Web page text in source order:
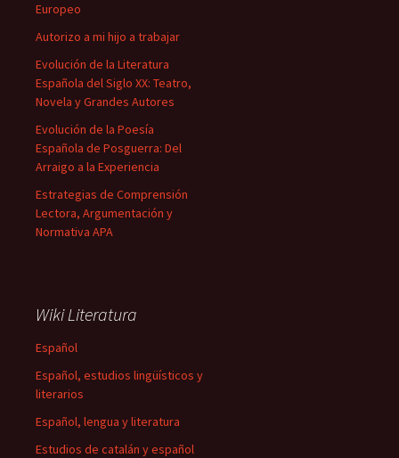
Europeo
Autorizo a mi hijo a trabajar
Evolución de la Literatura
Española del Siglo XX: Teatro,
Novela y Grandes Autores
Evolución de la Poesía
Española de Posguerra: Del
Arraigo a la Experiencia
Estrategias de Comprensión
Lectora, Argumentación y
Normativa APA
Wiki Literatura
Español
Español, estudios lingüísticos y
literarios
Español, lengua y literatura
Estudios de catalán y español